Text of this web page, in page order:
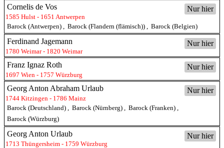
Margarethe Geiger (1804)
Nur hier
Cornelis de Vos
1585 Hulst - 1651 Antwerpen
Barock (Antwerpen) , Barock (Flandern (flämisch)) , Barock (Belgien)
Nur hier
Ferdinand Jagemann
1780 Weimar - 1820 Weimar
Nur hier
Franz Ignaz Roth
1697 Wien - 1757 Würzburg
Nur hier
Georg Anton Abraham Urlaub
1744 Kitzingen - 1786 Mainz
Barock (Deutschland) , Barock (Nürnberg) , Barock (Franken) ,
Barock (Würzburg)
Nur hier
Georg Anton Urlaub
1713 Thüngersheim - 1759 Würzburg